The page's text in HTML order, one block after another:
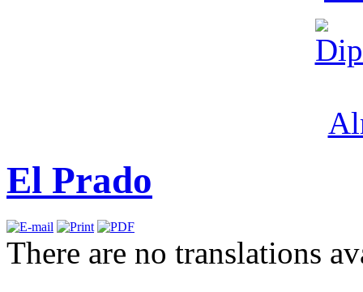
El Prado
There are no translations